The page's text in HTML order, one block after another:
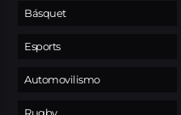
Básquet
Esports
Automovilismo